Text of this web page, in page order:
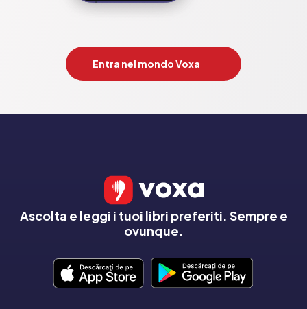
Entra nel mondo Voxa
Ascolta e leggi i tuoi libri preferiti. Sempre e
ovunque.